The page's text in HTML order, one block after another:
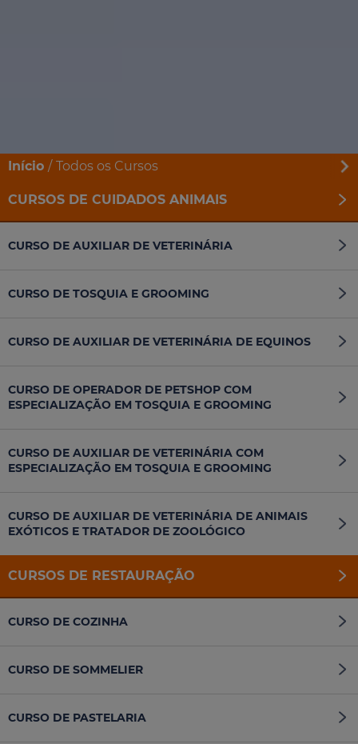
Início Todos os Cursos
CURSOS DE CUIDADOS ANIMAIS
CURSO DE AUXILIAR DE VETERINÁRIA
CURSO DE TOSQUIA E GROOMING
CURSO DE AUXILIAR DE VETERINÁRIA DE EQUINOS
CURSO DE OPERADOR DE PETSHOP COM
ESPECIALIZAÇÃO EM TOSQUIA E GROOMING
CURSO DE AUXILIAR DE VETERINÁRIA COM
ESPECIALIZAÇÃO EM TOSQUIA E GROOMING
CURSO DE AUXILIAR DE VETERINÁRIA DE ANIMAIS
EXÓTICOS E TRATADOR DE ZOOLÓGICO
CURSOS DE RESTAURAÇÃO
CURSO DE COZINHA
CURSO DE SOMMELIER
CURSO DE PASTELARIA